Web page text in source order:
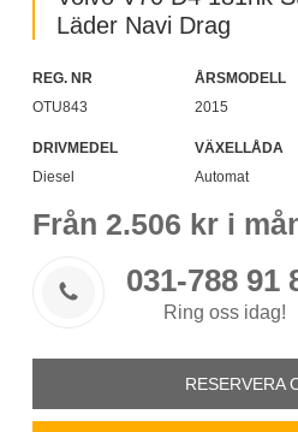
Läder Navi Drag
REG. NR
OTU843
ÅRSMODELL
2015
DRIVMEDEL
Diesel
VÄXELLÅDA
Automat
Från 2.506 kr i
 031-788 91
Ring oss idag!
RESERVERA